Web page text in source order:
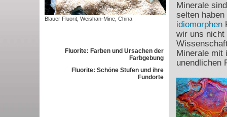
Blauer Fluorit, Weishan-Mine, China
Fluorite: Farben und Ursachen der
Farbgebung
Fluorite: Schöne Stufen und ihre
Fundorte
Minerale
selten
idiomorphen
wir uns nicht
Minerale mit
unendlichen